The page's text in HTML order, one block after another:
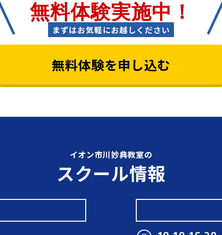
無料体験実施中！
まずはお気軽にお越しください
無料体験を申し込む
イオン市川妙典教室の
スクール情報